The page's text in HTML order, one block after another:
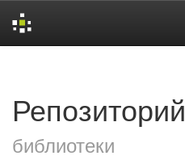
Репозиторий
библиотеки